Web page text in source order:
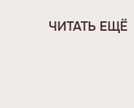
ЧИТАТЬ ЕЩЁ